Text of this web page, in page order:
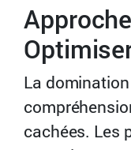
La
cachées. Les